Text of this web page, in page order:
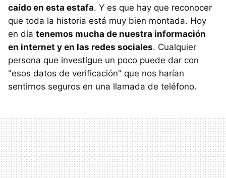
caído en esta estafa. Y es que hay que reconocer
que toda la historia está muy bien montada. Hoy
en día tenemos mucha de nuestra información
en internet y en las redes sociales. Cualquier
persona que investigue un poco puede dar con
"esos datos de verificación" que nos harían
sentirnos seguros en una llamada de teléfono.